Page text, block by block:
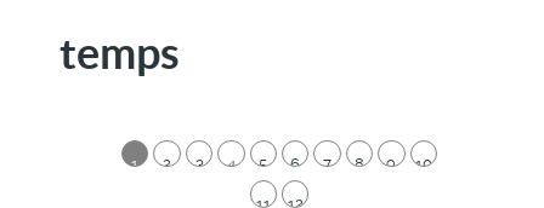
temps
1 2 3 4 5 6 7 8 9 10
11 12